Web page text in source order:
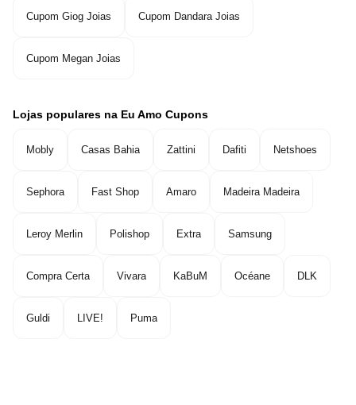
Cupom Giog Joias Cupom Dandara Joias
Cupom Megan Joias
Lojas populares na Eu Amo Cupons
Mobly Casas Bahia Zattini Dafiti Netshoes
Sephora Fast Shop Amaro Madeira Madeira
Leroy Merlin Polishop Extra Samsung
Compra Certa Vivara KaBuM Océane DLK
Guldi LIVE! Puma